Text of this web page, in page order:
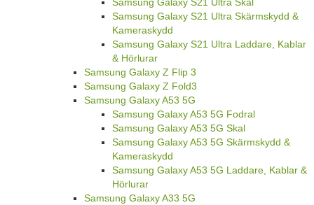
Samsung Galaxy S21 Ultra Skärmskydd &
Kameraskydd
Samsung Galaxy S21 Ultra Laddare, Kablar
& Hörlurar
Samsung Galaxy Z Flip 3
Samsung Galaxy Z Fold3
Samsung Galaxy A53 5G
Samsung Galaxy A53 5G Fodral
Samsung Galaxy A53 5G Skal
Samsung Galaxy A53 5G Skärmskydd &
Kameraskydd
Samsung Galaxy A53 5G Laddare, Kablar &
Hörlurar
Samsung Galaxy A33 5G